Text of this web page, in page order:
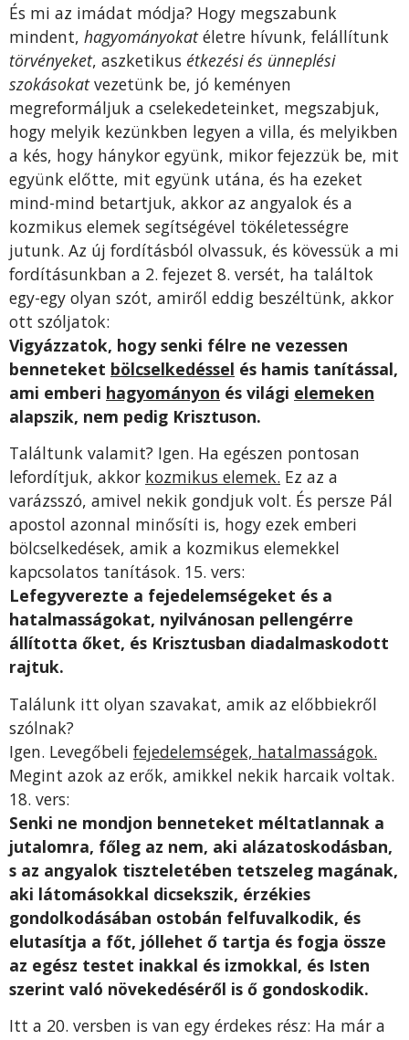
És mi az imádat módja? Hogy megszabunk
mindent, hagyományokatéletre hívunk, felállítunk
törvényeket, aszketikus étkezési és ünneplési
szokásokatvezetünk be, jó keményen
megreformáljuk a cselekedeteinket, megszabjuk,
hogy melyik kezünkben legyen a villa, és melyikben
a kés, hogy hánykor együnk, mikor fejezzük be, mit
együnk előtte, mit együnk utána, és ha ezeket
mind-mind betartjuk, akkor az angyalok és a
kozmikus elemek segítségével tökéletességre
jutunk. Az új fordításból olvassuk, és kövessük a mi
fordításunkban a 2. fejezet 8. versét, ha találtok
egy-egy olyan szót, amiről eddig beszéltünk, akkor
ott szóljatok:
Vigyázzatok, hogy senki félre ne vezessen
benneteket bölcselkedéssel és hamis tanítással,
ami emberi hagyományon és világi elemeken
alapszik, nem pedig Krisztuson.
Találtunk valamit? Igen. Ha egészen pontosan
lefordítjuk, akkor kozmikus elemek. Ez az a
varázsszó, amivel nekik gondjuk volt. És persze Pál
apostol azonnal minősíti is, hogy ezek emberi
bölcselkedések, amik a kozmikus elemekkel
kapcsolatos tanítások. 15. vers:
Lefegyverezte a fejedelemségeket és a
hatalmasságokat, nyilvánosan pellengérre
állította őket, és Krisztusban diadalmaskodott
rajtuk.
Találunk itt olyan szavakat, amik az előbbiekről
szólnak?
Igen. Levegőbeli fejedelemségek, hatalmasságok.
Megint azok az erők, amikkel nekik harcaik voltak.
18. vers:
Senki ne mondjon benneteket méltatlannak a
jutalomra, főleg az nem, aki alázatoskodásban,
s az angyalok tiszteletében tetszeleg magának,
aki látomásokkal dicsekszik, érzékies
gondolkodásában ostobán felfuvalkodik, és
elutasítja a főt, jóllehet ő tartja és fogja össze
az egész testet inakkal és izmokkal, és Isten
szerint való növekedéséről is ő gondoskodik.
Itt a 20. versben is van egy érdekes rész: Ha már a